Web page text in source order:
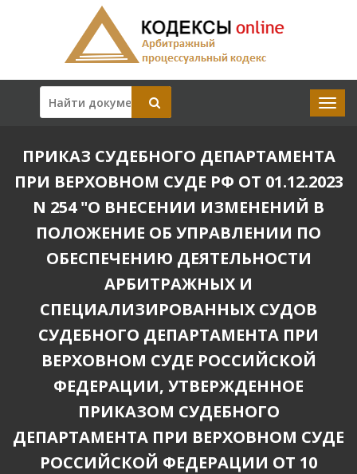
ПРИКАЗ СУДЕБНОГО ДЕПАРТАМЕНТА
ПРИ ВЕРХОВНОМ СУДЕ РФ ОТ 01.12.2023
N 254 "О ВНЕСЕНИИ ИЗМЕНЕНИЙ В
ПОЛОЖЕНИЕ ОБ УПРАВЛЕНИИ ПО
ОБЕСПЕЧЕНИЮ ДЕЯТЕЛЬНОСТИ
АРБИТРАЖНЫХ И
СПЕЦИАЛИЗИРОВАННЫХ СУДОВ
СУДЕБНОГО ДЕПАРТАМЕНТА ПРИ
ВЕРХОВНОМ СУДЕ РОССИЙСКОЙ
ФЕДЕРАЦИИ, УТВЕРЖДЕННОЕ
ПРИКАЗОМ СУДЕБНОГО
ДЕПАРТАМЕНТА ПРИ ВЕРХОВНОМ СУДЕ
РОССИЙСКОЙ ФЕДЕРАЦИИ ОТ 10